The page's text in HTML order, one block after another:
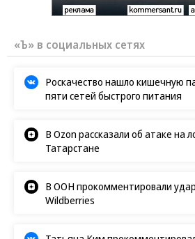
«Ъ» в социальных сетях
Роскачество нашло кишечную
пяти сетей быстрого питания
В Ozon рассказали об атаке на
Татарстане
В ООН прокомментировали
Wildberries